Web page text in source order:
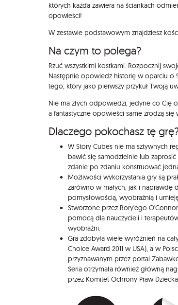
których każda zawiera na ściankach
opowieści!
W zestawie podstawowym znajdziesz
Na czym to polega?
Rzuć wszystkimi kostkami. Rozpocznij
Następnie opowiedz historię w oparciu o
tego, który jako pierwszy przykuł Twoją
Nie ma złych odpowiedzi, jedyne co Cię
a fantastyczne opowieści same zrodzą się
Dlaczego pokochasz tę
W Story Cubes nie ma sztywnych
bawić się samodzielnie lub
zdanie po zdaniu konstruować
Możliwości wykorzystania gry są
zarówno w małych, jak i naprawdę
pomysłowością, wyobraźnią i
Stworzone przez Rory'ego
pomocą dla nauczycieli i
wyobraźni.
Gra zdobyła wiele wyróżnień na
Choice Award 2011 w USA), a w
przyznawanym przez portal
Seria otrzymała również główną
przez Komitet Ochrony Praw